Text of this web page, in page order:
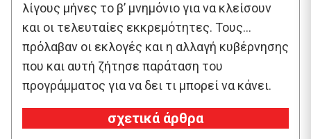
λίγους μήνες το β’ μνημόνιο για να κλείσουν
και οι τελευταίες εκκρεμότητες. Τους…
πρόλαβαν οι εκλογές και η αλλαγή κυβέρνησης
που και αυτή ζήτησε παράταση του
προγράμματος για να δει τι μπορεί να κάνει.
σχετικά άρθρα